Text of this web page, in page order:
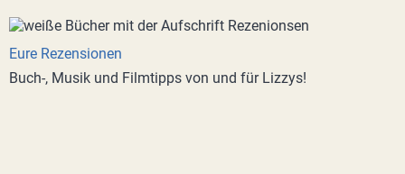
Eure Rezensionen
Buch-, Musik und Filmtipps von und für Lizzys!